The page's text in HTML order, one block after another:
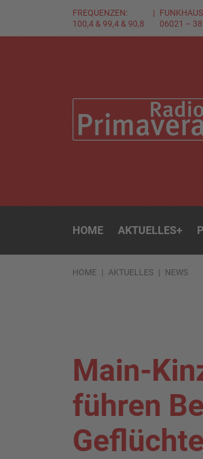
FREQUENZEN:
100,4 & 99,4 & 90,8
FUNKHAUS
06021 –
HOME AKTUELLES+
HOME AKTUELLES NEWS
Main-
führen